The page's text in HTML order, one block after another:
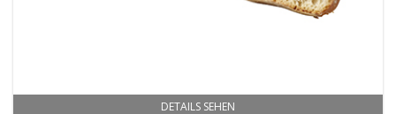
DETAILS SEHEN